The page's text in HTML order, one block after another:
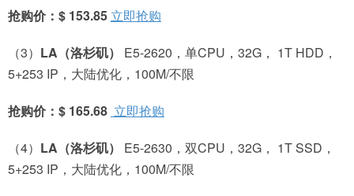
抢购价：$ 153.85 立即抢购
（3） LA （洛杉矶）
E5-2620，单CPU，32G， 1T HDD，
5+253 IP，大陆优化，100M/不限
抢购价：$ 165.68 立即抢购
（4） LA （洛杉矶）
E5-2630，双CPU，32G， 1T SSD，
5+253 IP，大陆优化，100M/不限